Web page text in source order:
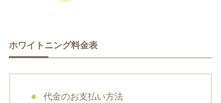
ホワイトニング料金表
代金のお支払い方法